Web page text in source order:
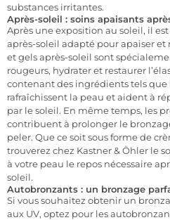
substances irritantes.
Après-soleil : soins apaisants
Après une exposition au soleil, il
après-soleil adapté pour apaiser et
et gels après-soleil sont
rougeurs, hydrater et restaurer
contenant des ingrédients tels que
rafraîchissent la peau et aident à
par le soleil. En même temps, les
contribuent à prolonger le
peler. Que ce soit sous forme de
trouverez chez Kastner & Öhler le
à votre peau le repos nécessaire
soleil.
Autobronzants : un bronzage
Si vous souhaitez obtenir un
aux UV, optez pour les